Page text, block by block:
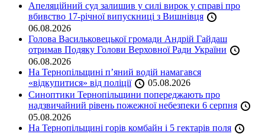
Апеляційний суд залишив у силі вирок у справі про
вбивство 17-річної випускниці з Вишнівця
06.08.2026
Голова Васильковецької громади Андрій Гайдаш
отримав Подяку Голови Верховної Ради України
06.08.2026
На Тернопільщині п’яний водій намагався
«відкупитися» від поліції
05.08.2026
Синоптики Тернопільщини попереджають про
надзвичайний рівень пожежної небезпеки 6 серпня
05.08.2026
На Тернопільщині горів комбайн і 5 гектарів поля